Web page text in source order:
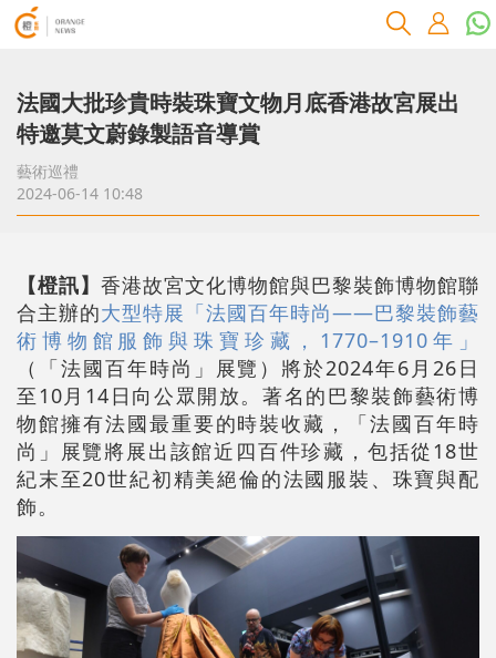
法國大批珍貴時裝珠寶文物月底香港故宮展出
特邀莫文蔚錄製語音導賞
藝術巡禮
2024-06-14 10:48
【橙訊】 香港故宮文化博物館與巴黎裝飾博物館聯
合主辦的大型特展「法國百年時尚——巴黎裝飾藝
術博物館服飾與珠寶珍藏，1770–1910年」
（「法國百年時尚」展覽）將於2024年6月26日
至10月14日向公眾開放。著名的巴黎裝飾藝術博
物館擁有法國最重要的時裝收藏，「法國百年時
尚」展覽將展出該館近四百件珍藏，包括從18世
紀末至20世紀初精美絕倫的法國服裝、珠寶與配
飾。